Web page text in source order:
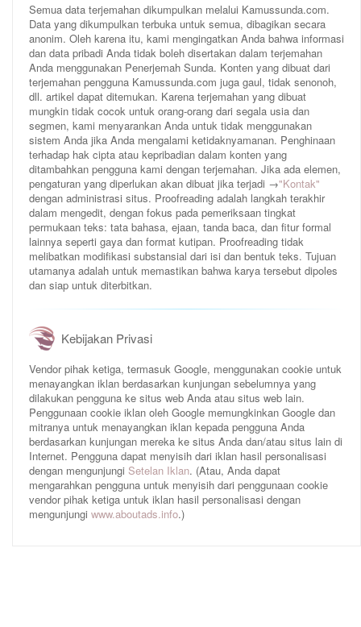
Semua data terjemahan dikumpulkan melalui Kamussunda.com.
Data yang dikumpulkan terbuka untuk semua, dibagikan secara
anonim. Oleh karena itu, kami mengingatkan Anda bahwa informasi
dan data pribadi Anda tidak boleh disertakan dalam terjemahan
Anda menggunakan Penerjemah Sunda. Konten yang dibuat dari
terjemahan pengguna Kamussunda.com juga gaul, tidak senonoh,
dll. artikel dapat ditemukan. Karena terjemahan yang dibuat
mungkin tidak cocok untuk orang-orang dari segala usia dan
segmen, kami menyarankan Anda untuk tidak menggunakan
sistem Anda jika Anda mengalami ketidaknyamanan. Penghinaan
terhadap hak cipta atau kepribadian dalam konten yang
ditambahkan pengguna kami dengan terjemahan. Jika ada elemen,
pengaturan yang diperlukan akan dibuat jika terjadi →"Kontak"
dengan administrasi situs. Proofreading adalah langkah terakhir
dalam mengedit, dengan fokus pada pemeriksaan tingkat
permukaan teks: tata bahasa, ejaan, tanda baca, dan fitur formal
lainnya seperti gaya dan format kutipan. Proofreading tidak
melibatkan modifikasi substansial dari isi dan bentuk teks. Tujuan
utamanya adalah untuk memastikan bahwa karya tersebut dipoles
dan siap untuk diterbitkan.
Kebijakan Privasi
Vendor pihak ketiga, termasuk Google, menggunakan cookie untuk
menayangkan iklan berdasarkan kunjungan sebelumnya yang
dilakukan pengguna ke situs web Anda atau situs web lain.
Penggunaan cookie iklan oleh Google memungkinkan Google dan
mitranya untuk menayangkan iklan kepada pengguna Anda
berdasarkan kunjungan mereka ke situs Anda dan/atau situs lain di
Internet. Pengguna dapat menyisih dari iklan hasil personalisasi
dengan mengunjungi Setelan Iklan. (Atau, Anda dapat
mengarahkan pengguna untuk menyisih dari penggunaan cookie
vendor pihak ketiga untuk iklan hasil personalisasi dengan
mengunjungi www.aboutads.info.)